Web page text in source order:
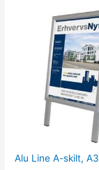
Alu Line A-skilt, A3